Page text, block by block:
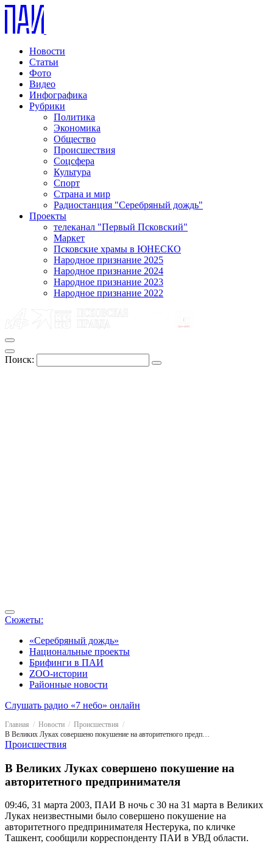
Новости
Статьи
Фото
Видео
Инфографика
Рубрики
Политика
Экономика
Общество
Происшествия
Соцсфера
Культура
Спорт
Страна и мир
Радиостанция "Серебряный дождь"
Проекты
телеканал "Первый Псковский"
Маркет
Псковские храмы в ЮНЕСКО
Народное признание 2025
Народное признание 2024
Народное признание 2023
Народное признание 2022
Поиск:
Сюжеты:
«Серебряный дождь»
Национальные проекты
Брифинги в ПАИ
ZOO-истории
Районные новости
Слушать радио «7 небо» онлайн
Главная Новости
Происшествия
В Великих Луках совершено покушение на авторитетного предпринимателя
Происшествия
В Великих Луках совершено покушение на
авторитетного предпринимателя
09:46, 31 марта 2003, ПАИ В ночь с 30 на 31 марта в Великих
Луках неизвестными было совершено покушение на
авторитетного предпринимателя Нестерука, по кличке
Ташкент, сообщили корреспонденту ПАИ в УВД области.